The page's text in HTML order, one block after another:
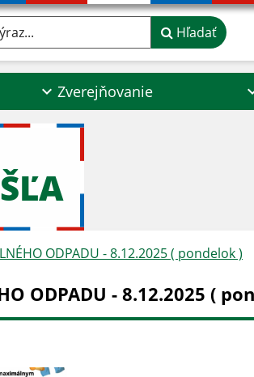
Hľadať
Zverejňovanie
ODPADU - 8.12.2025 ( pondelok )
ODPADU - 8.12.2025 (